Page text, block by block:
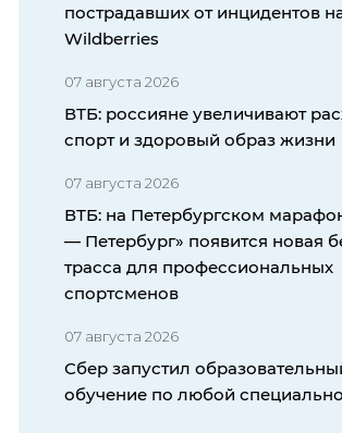
пострадавших от инцидентов
Wildberries
07 августа 2026
ВТБ: россияне увеличивают
спорт и здоровый образ жизни
07 августа 2026
ВТБ: на Петербургском
— Петербург» появится новая
трасса для профессиональных
спортсменов
07 августа 2026
Сбер запустил
обучение по любой